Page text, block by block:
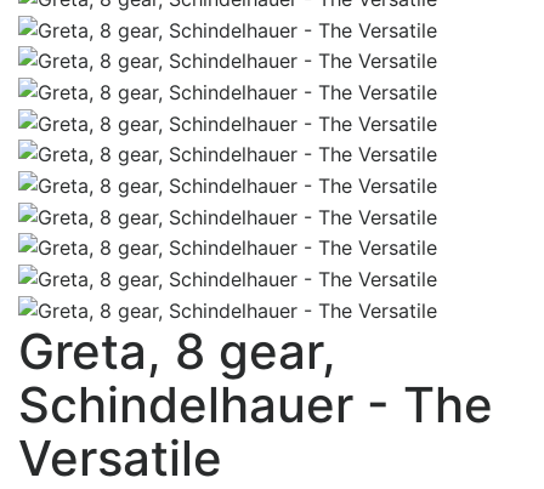
Greta, 8 gear,
Schindelhauer - The
Versatile